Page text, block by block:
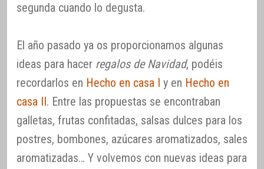
segunda cuando lo degusta.
El año pasado ya os proporcionamos algunas
ideas para hacer regalos de Navidad, podéis
recordarlos en Hecho en casa I y en Hecho en
casa II. Entre las propuestas se encontraban
galletas, frutas confitadas, salsas dulces para los
postres, bombones, azúcares aromatizados, sales
aromatizadas… Y volvemos con nuevas ideas para